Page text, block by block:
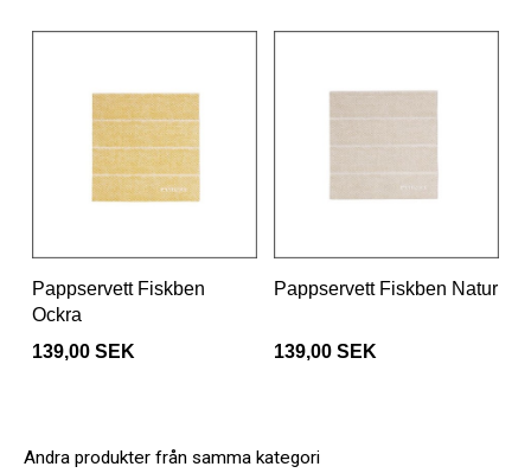
Pappservett Fiskben
Ockra
139,00 SEK
Pappservett Fiskben Natur
139,00 SEK
Andra produkter från samma kategori